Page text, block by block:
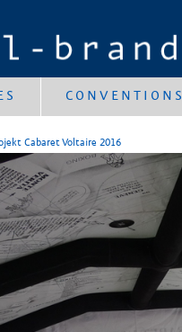
CONVENTIONS
Cabaret Voltaire 2016